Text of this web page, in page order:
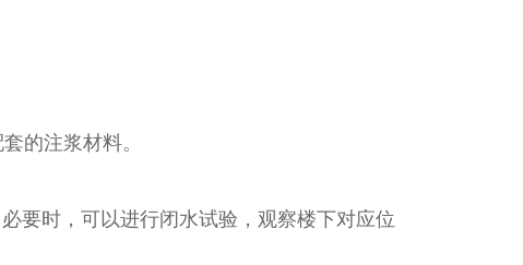
的注浆材料。
要时，可以进行闭水试验，观察楼下对应位